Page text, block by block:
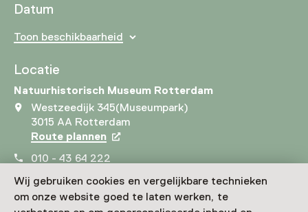
Wij gebruiken cookies en vergelijkbare technieken
om onze website goed te laten werken, te
Datum
Toon beschikbaarheid
Locatie
Natuurhistorisch Museum Rotterdam
Westzeedijk 345(Museumpark)
3015 AA Rotterdam
Route plannen Opent in een nieuw tabblad
010 - 43 64 222
Vandaag open tot 17:00 uur
Meer openingstijden